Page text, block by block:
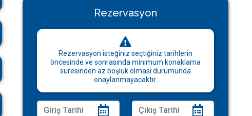
Rezervasyon
Rezervasyon isteğiniz seçtiğiniz tarihlerin
öncesinde ve sonrasında minimum konaklama
süresinden az boşluk olması durumunda
onaylanmayacaktır.